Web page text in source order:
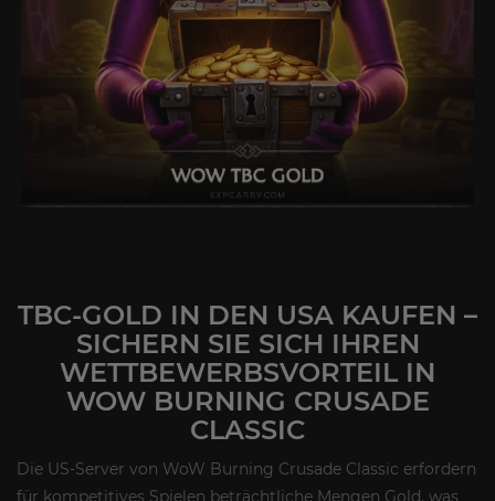
TBC-GOLD IN DEN USA KAUFEN –
SICHERN SIE SICH IHREN
WETTBEWERBSVORTEIL IN
WOW BURNING CRUSADE
CLASSIC
Die US-Server von WoW Burning Crusade Classic erfordern
für kompetitives Spielen beträchtliche Mengen Gold, was